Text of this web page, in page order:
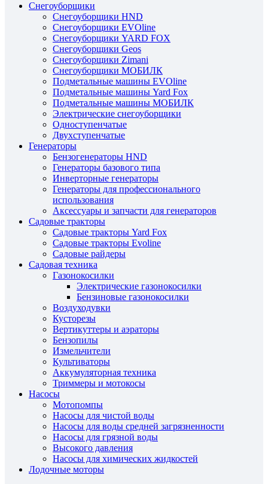
Снегоуборщики
Снегоуборщики HND
Снегоуборщики EVOline
Снегоуборщики YARD FOX
Снегоуборщики Geos
Снегоуборщики Zimani
Снегоуборщики МОБИЛК
Подметальные машины EVOline
Подметальные машины Yard Fox
Подметальные машины МОБИЛК
Электрические снегоуборщики
Одноступенчатые
Двухступенчатые
Генераторы
Бензогенераторы HND
Генераторы базового типа
Инверторные генераторы
Генераторы для профессионального
использования
Аксессуары и запчасти для генераторов
Садовые тракторы
Садовые тракторы Yard Fox
Садовые тракторы Evoline
Садовые райдеры
Садовая техника
Газонокосилки
Электрические газонокосилки
Бензиновые газонокосилки
Воздуходувки
Кусторезы
Вертикуттеры и аэраторы
Бензопилы
Измельчители
Культиваторы
Аккумуляторная техника
Триммеры и мотокосы
Насосы
Мотопомпы
Насосы для чистой воды
Насосы для воды средней загрязненности
Насосы для грязной воды
Высокого давления
Насосы для химических жидкостей
Лодочные моторы